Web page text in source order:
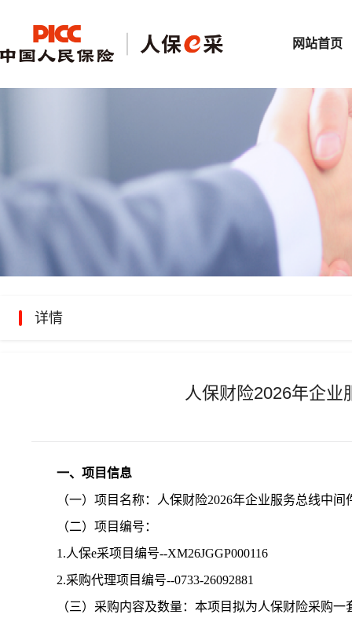
网站首页
详情
人保财险2026年企
一、项目信息
（一）项目名称：人保财险2026年企业服务总线中
（二）项目编号：
1.人保e采项目编号--XM26JGGP000116
2.采购代理项目编号--0733-26092881
（三）采购内容及数量： 本项目拟为人保财险采购一